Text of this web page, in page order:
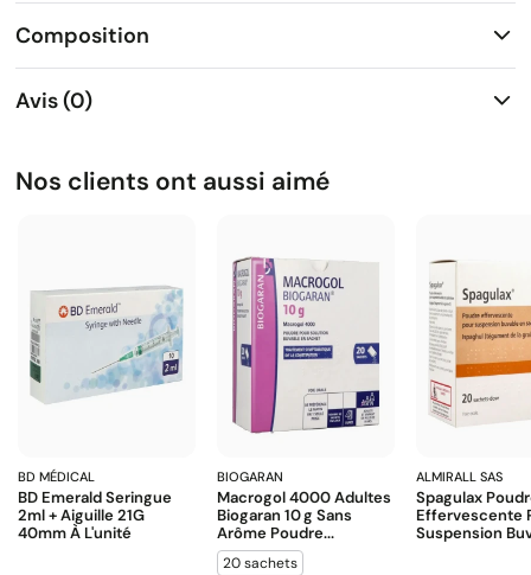
Composition
Avis (0)
Nos clients ont aussi aimé
BD MÉDICAL
BD Emerald Seringue
2ml + Aiguille 21G
40mm À L'unité
BIOGARAN
Macrogol 4000 Adultes
Biogaran 10 G Sans
Arôme Poudre...
20 sachets
ALMIRALL SAS
Spagulax
Effervescente
Suspension